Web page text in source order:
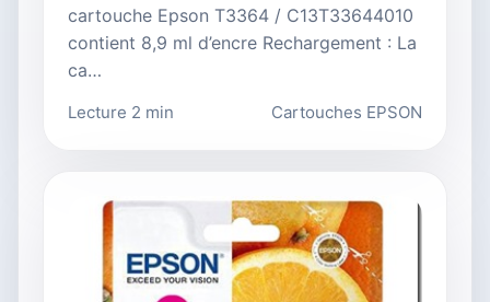
cartouche Epson T3364 / C13T33644010
contient 8,9 ml d’encre Rechargement : La
ca…
Lecture 2 min Cartouches EPSON